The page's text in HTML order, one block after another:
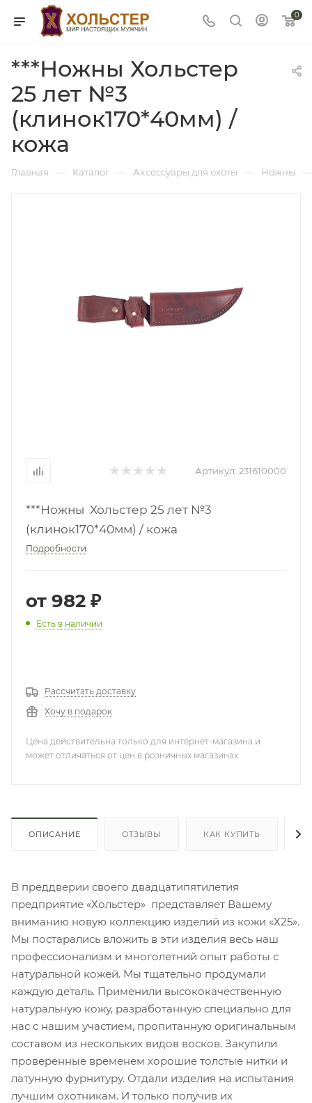
0
***Ножны Хольстер
25 лет №3
(клинок170*40мм) /
кожа
Главная — Каталог — Аксессуары для охоты — Ножны —
Артикул: 231610000
***Ножны Хольстер 25 лет №3
(клинок170*40мм) / кожа
Подробности
от 982 ₽
Есть в наличии
Рассчитать доставку
Хочу в подарок
Цена действительна только для интернет-магазина и
может отличаться от цен в розничных магазинах
ОПИСАНИЕ ОТЗЫВЫ КАК КУПИТЬ
В преддверии своего двадцатипятилетия
предприятие «Хольстер» представляет Вашему
вниманию новую коллекцию изделий из кожи «Х25».
Мы постарались вложить в эти изделия весь наш
профессионализм и многолетний опыт работы с
натуральной кожей. Мы тщательно продумали
каждую деталь. Применили высококачественную
натуральную кожу, разработанную специально для
нас с нашим участием, пропитанную оригинальным
составом из нескольких видов восков. Закупили
проверенные временем хорошие толстые нитки и
латунную фурнитуру. Отдали изделия на испытания
лучшим охотникам. И только получив их